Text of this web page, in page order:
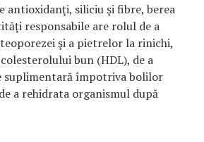
antioxidanţi, siliciu şi fibre, berea
responsabile are rolul de a
şi a pietrelor la rinichi,
bun (HDL), de a
suplimentară împotriva bolilor
a rehidrata organismul după